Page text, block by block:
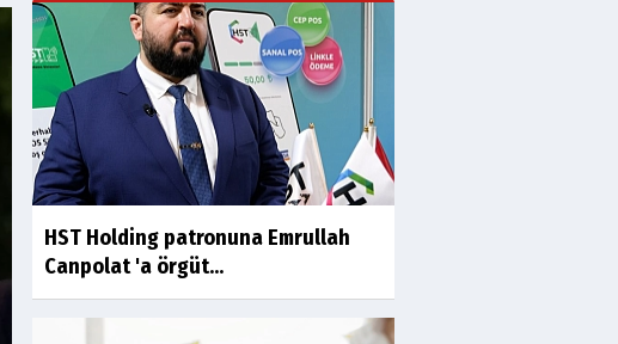
HST Holding patronuna Emrullah
Canpolat 'a örgüt...